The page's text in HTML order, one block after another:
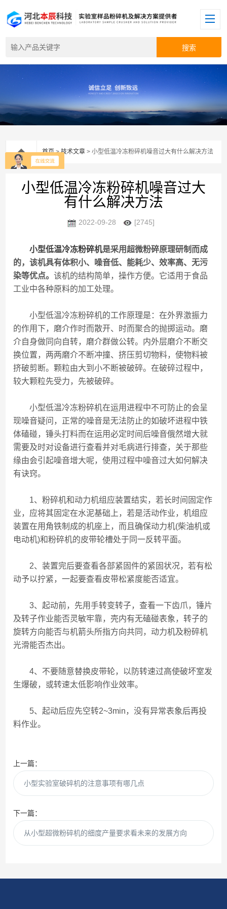
首页>技术文章 > 小型低温冷冻粉碎机噪音过大有什么解决方法
小型低温冷冻粉碎机噪音过大
有什么解决方法
2022-09-28 [2745]
小型低温冷冻粉碎机是采用超微粉碎原理研制而成
的，该机具有体积小、噪音低、能耗少、效率高、无污
染等优点。该机的结构简单，操作方便。它适用于食品
工业中各种原料的加工处理。
小型低温冷冻粉碎机的工作原理是：在外界激振力
的作用下，磨介作时而散开、时而聚合的抛掷运动。磨
介自身做同向自转，磨介群做公转。内外层磨介不断交
换位置，两两磨介不断冲撞、挤压剪切物料，使物料被
挤破剪断。颗粒由大到小不断被破碎。在破碎过程中，
较大颗粒先受力，先被破碎。
小型低温冷冻粉碎机在运用进程中不可防止的会呈
现噪音疑问，正常的噪音是无法防止的如破坏进程中铁
体磕碰，锤头打料而在运用必定时间后噪音俄然增大就
需要及时对设备进行查看并对毛病进行排查，关于那些
缘由会引起噪音增大呢，使用过程中噪音过大如何解决
有诀窍。
1、粉碎机和动力机组应装置结实，若长时间固定作
业，应将其固定在水泥基础上，若是活动作业，机组应
装置在用角铁制成的机座上，而且确保动力机(柴油机或
电动机)和粉碎机的皮带轮槽处于同一反转平面。
2、装置完后要查看各部紧固件的紧固状况，若有松
动予以拧紧，一起要查看皮带松紧度能否适宜。
3、起动前，先用手转变转子，查看一下齿爪，锤片
及转子作业能否灵敏牢靠，壳内有无磕碰表象，转子的
旋转方向能否与机箭头所指方向共同，动力机及粉碎机
光滑能否杰出。
4、不要随意替换皮带轮，以防转速过高使破坏室发
生爆破，或转速太低影响作业效率。
5、起动后应先空转2~3min，没有异常表象后再投
料作业。
上一篇：
小型实验室破碎机的注意事项有哪几点
下一篇：
从小型超微粉碎机的细度产量要求看未来的发展方向